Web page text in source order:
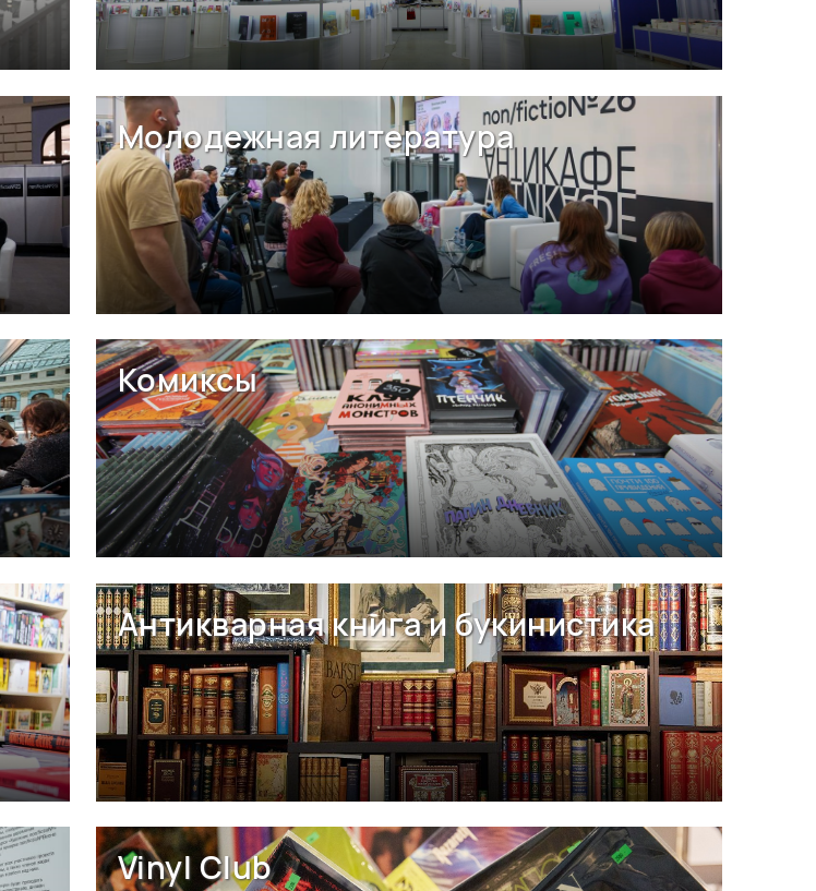
Молодежная литература
Комиксы
Антикварная книга и букинистика
Vinyl Club